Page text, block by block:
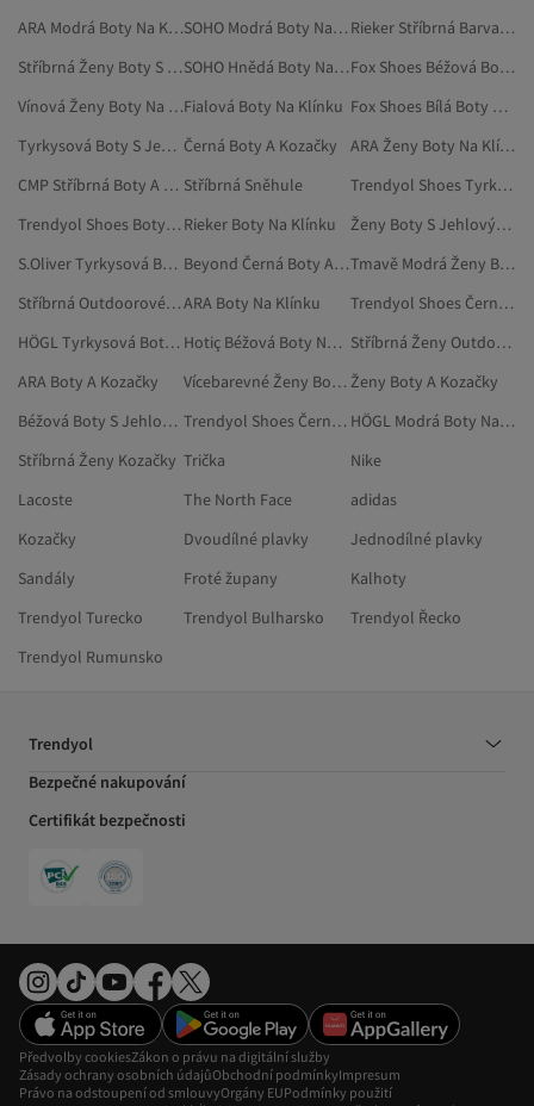
ARA Modrá Boty Na Klínku
SOHO Modrá Boty Na Klínku
Rieker Stříbrná Barva Boty Na Klínku
Stříbrná Ženy Boty S Jehlovými Podpatky
SOHO Hnědá Boty Na Klínku
Fox Shoes Béžová Boty Na Klínku
Vínová Ženy Boty Na KlínkuFialová Boty Na Klínku
Fox Shoes Bílá Boty Na Klínku
Tyrkysová Boty S Jehlovými Podpatky Černá Boty A Kozačky
ARA Ženy Boty Na Klínku
CMP Stříbrná Boty A Kozačky Stříbrná Sněhule
Trendyol Shoes Tyrkysová Boty S Jehlovými Podpatky
Trendyol Shoes Boty A Kozačky Rieker Boty Na Klínku
Ženy Boty S Jehlovými Podpatky
S.Oliver Tyrkysová Boty S Jehlovými Podpatky
Beyond Černá Boty A Kozačky
Tmavě Modrá Ženy Boty Na Klínku
Stříbrná Outdoorové BotyARA Boty Na Klínku
Trendyol Shoes Černá Boty A Kozačky
HÖGL Tyrkysová Boty S Jehlovými Podpatky
Hotiç Béžová Boty Na Klínku
Stříbrná Ženy Outdoorové Boty
ARA Boty A Kozačky
Vícebarevné Ženy Boty Na Klínku Ženy Boty A Kozačky
Béžová Boty S Jehlovými Podpatky
Trendyol Shoes Černá Boty S Jehlovými Podpatky
HÖGL Modrá Boty Na Klínku
Stříbrná Ženy Kozačky Trička
Nike
Lacoste
The North Face
adidas
Kozačky
Dvoudílné plavky
Jednodílné plavky
Sandály
Froté župany
Kalhoty
Trendyol Turecko
Trendyol Bulharsko
Trendyol Řecko
Trendyol Rumunsko
Trendyol
Bezpečné nakupování
Certifikát bezpečnosti
Předvolby cookiesZákon o právu na digitální služby
Zásady ochrany osobních údajůObchodní podmínkyImpresum
Právo na odstoupení od smlouvyOrgány EUPodmínky použití